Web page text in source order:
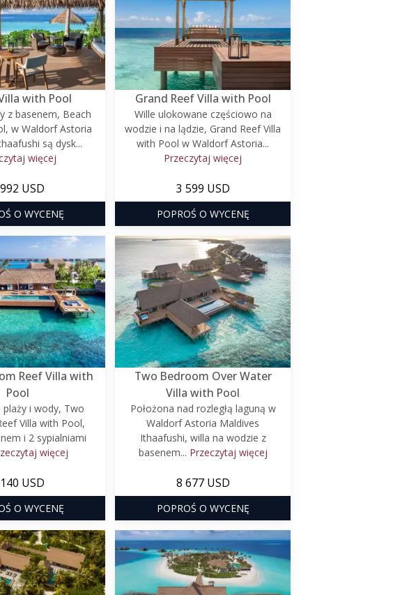
with Pool
z basenem, Beach
w Waldorf Astoria
są dysk...
więcej
USD
O WYCENĘ
Grand Reef Villa with Pool
Wille ulokowane częściowo na
wodzie i na lądzie, Grand Reef Villa
with Pool w Waldorf Astoria...
Przeczytaj więcej
3 599 USD
POPROŚ O WYCENĘ
Reef Villa with
Pool
plaży i wody, Two
Villa with Pool,
i 2 sypialniami
więcej
USD
O WYCENĘ
Two Bedroom Over Water
Villa with Pool
Położona nad rozległą laguną w
Waldorf Astoria Maldives
Ithaafushi, willa na wodzie z
basenem... Przeczytaj więcej
8 677 USD
POPROŚ O WYCENĘ